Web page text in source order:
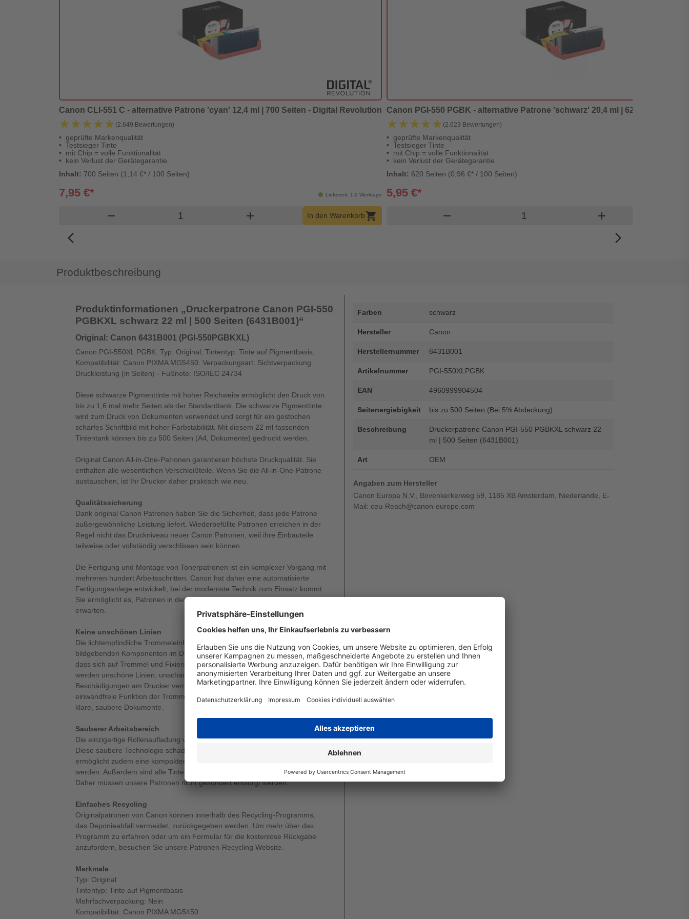
Canon CLI-551 C - alternative Patrone 'cyan' 12,4 ml | 700 Seiten - Digital Revolution
★★★★★
★★★★★ (2.649 Bewertungen)
geprüfte Markenqualität
Testsieger Tinte
mit Chip = volle Funktionalität
kein Verlust der Gerätegarantie
Inhalt: 700 Seiten (1,14 €* / 100 Seiten)
Lieferzeit: 1-2 Werktage
7,95 €*
remove Produkt Warenkorb Menge
add In den Warenkorbshopping_cart
Canon PGI-550 PGBK - alternative Patrone 'schwarz' 20,4 ml | 620 Seiten -
★★★★★
★★★★★ (2.623 Bewertungen)
geprüfte Markenqualität
Testsieger Tinte
mit Chip = volle Funktionalität
kein Verlust der Gerätegarantie
Inhalt: 620 Seiten (0,96 €* / 100 Seiten)
5,95 €*
remove Produkt Warenkorb Menge
add
arrow_back_ios_new arrow_forward_ios
Produktbeschreibung
Produktinformationen „Druckerpatrone Canon PGI-550
PGBKXL schwarz 22 ml | 500 Seiten (6431B001)“
Original: Canon 6431B001 (PGI-550PGBKXL)
Canon PGI-550XL PGBK. Typ: Original, Tintentyp: Tinte auf Pigmentbasis,
Kompatibilität: Canon PIXMA MG5450. Verpackungsart: Sichtverpackung.
Druckleistung (in Seiten) - Fußnote: ISO/IEC 24734
Diese schwarze Pigmenttinte mit hoher Reichweite ermöglicht den Druck von
bis zu 1,6 mal mehr Seiten als der Standardtank. Die schwarze Pigmenttinte
wird zum Druck von Dokumenten verwendet und sorgt für ein gestochen
scharfes Schriftbild mit hoher Farbstabilität. Mit diesem 22 ml fassenden
Tintentank können bis zu 500 Seiten (A4, Dokumente) gedruckt werden.
Original Canon All-in-One-Patronen garantieren höchste Druckqualität. Sie
enthalten alle wesentlichen Verschleißteile. Wenn Sie die All-in-One-Patrone
austauschen, ist Ihr Drucker daher praktisch wie neu.
Qualitätssicherung
Dank original Canon Patronen haben Sie die Sicherheit, dass jede Patrone
außergewöhnliche Leistung liefert. Wiederbefüllte Patronen erreichen in der
Regel nicht das Druckniveau neuer Canon Patronen, weil ihre Einbauteile
teilweise oder vollständig verschlissen sein können.
Die Fertigung und Montage von Tonerpatronen ist ein komplexer Vorgang mit
mehreren hundert Arbeitsschritten. Canon hat daher eine automatisierte
Fertigungsanlage entwickelt, bei der modernste Technik zum Einsatz kommt.
Sie ermöglicht es, Patronen in der Qualität zu erstellen, die unsere Kunden
erwarten.
Keine unschönen Linien
Die lichtempfindliche Trommeleinheit ist eine der empfindlichsten
bildgebenden Komponenten im Drucker. Neue Canon Patronen stellen sicher,
dass sich auf Trommel und Fixierrolle keine Tonerreste ansammeln. So
werden unschöne Linien, unscharfe oder graue Hintergründe sowie
Beschädigungen am Drucker vermieden. Original Canon Toner garantiert die
einwandfreie Funktion der Trommeleinheit. Das Ergebnis sind durchgängig
klare, saubere Dokumente.
Sauberer Arbeitsbereich
Die einzigartige Rollenaufladung von Canon sorgt für ozonfreies Drucken.
Diese saubere Technologie schadet weder Mensch noch Umwelt und
ermöglicht zudem eine kompaktere Patrone, weil weniger Teile benötigt
werden. Außerdem sind alle Tinten und Patronen von Canon ungefährlich.
Daher müssen unsere Patronen nicht gesondert entsorgt werden.
Einfaches Recycling
Originalpatronen von Canon können innerhalb des Recycling-Programms,
das Deponieabfall vermeidet, zurückgegeben werden. Um mehr über das
Programm zu erfahren oder um ein Formular für die kostenlose Rückgabe
anzufordern, besuchen Sie unsere Patronen-Recycling Website.
Merkmale
Typ: Original
Tintentyp: Tinte auf Pigmentbasis
Mehrfachverpackung: Nein
Kompatibilität: Canon PIXMA MG5450
Farben schwarz
Hersteller Canon
Herstellernummer 6431B001
Artikelnummer PGI-550XLPGBK
EAN 4960999904504
Seitenergiebigkeit bis zu 500 Seiten (Bei 5% Abdeckung)
Beschreibung
Druckerpatrone Canon PGI-550 PGBKXL schwarz 22
ml | 500 Seiten (6431B001)
Art OEM
Angaben zum Hersteller
Canon Europa N.V., Bovenkerkerweg 59, 1185 XB Amsterdam, Niederlande, E-
Mail: ceu-Reach@canon-europe.com